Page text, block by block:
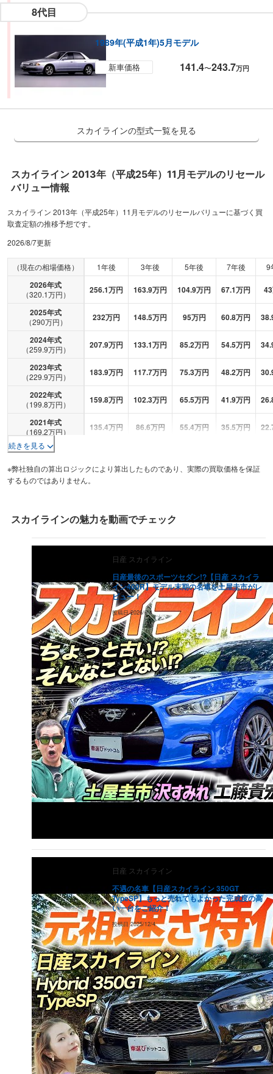
8代目
1989年(平成1年)5月モデル
新車価格 141.4〜243.7万円
スカイラインの型式一覧を見る
スカイライン 2013年（平成25年）11月 モデルのリセール
バリュー情報
スカイライン 2013年（平成25年）11月モデルのリセールバリューに基づく買
取査定額の推移予想です。
2026/8/7更新
（現在の相場価格） 1年後 3年後 5年後 7年後 9
2026年式
（320.1万円） 256.1万円 163.9万円 104.9万円 67.1万円 43
2025年式
（290万円） 232万円 148.5万円 95万円 60.8万円
2024年式
（259.9万円） 207.9万円 133.1万円 85.2万円 54.5万円
2023年式
（229.9万円） 183.9万円 117.7万円 75.3万円 48.2万円
2022年式
（199.8万円） 159.8万円 102.3万円 65.5万円 41.9万円
2021年式
（169.2万円） 135.4万円 86.6万円 55.4万円 35.5万円
2020年式
2019年式
（263.1万円） 210.5
（ 229.8万円）
204.1万円） 163.3万円 104.5万円 66.9万円 42.8万円
万円 90.4 万円
2015年式
146.6万円） 117.3万円 75.1万円 48万円 30.7万円
2014年式
143.8万円） 115 万円 73.6万円 47.1万円 30.2万円
2013年式
133.9万円） 107.1万円 68.6万円 43.9万円 28.1万円 18
続きを見る
※弊社独自の算出ロジックにより算出したものであり、実際の買取価格を保証
するものではありません。
スカイラインの魅力を動画でチェック
日産 スカイライン
日産最後のスポーツセダン!?【日産 スカイラ
イン400R】モデル末期の名車を土屋圭市がレ
ビュー！
投稿日2026/6/4
日産 スカイライン
不遇の名車【日産スカイライン 350GT
TypeSP】もっと売れてもよかった完成度の高
い一台をご紹介！
投稿日2025/12/4